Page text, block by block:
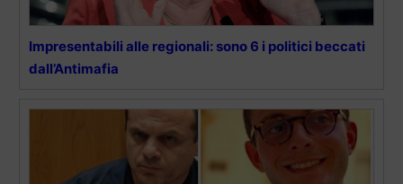
Impresentabili alle regionali: sono 6 i politici beccati
dall’Antimafia